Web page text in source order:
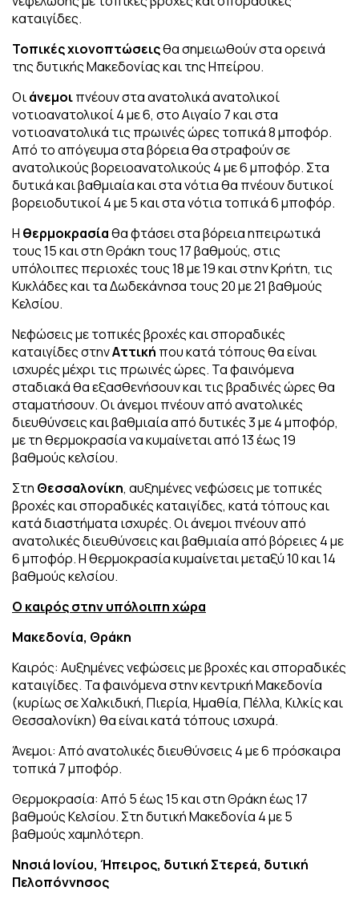
καταιγίδες.
Τοπικές χιονοπτώσειςθα σημειωθούν στα ορεινά
της δυτικής Μακεδονίας και της Ηπείρου.
Οιάνεμοιπνέουν στα ανατολικά ανατολικοί
νοτιοανατολικοί 4 με 6, στο Αιγαίο 7 και στα
νοτιοανατολικά τις πρωινές ώρες τοπικά 8 μποφόρ.
Από το απόγευμα στα βόρεια θα στραφούν σε
ανατολικούς βορειοανατολικούς 4 με 6 μποφόρ. Στα
δυτικά και βαθμιαία και στα νότια θα πνέουν δυτικοί
βορειοδυτικοί 4 με 5 και στα νότια τοπικά 6 μποφόρ.
Η θερμοκρασίαθα φτάσει στα βόρεια ηπειρωτικά
τους 15 και στη Θράκη τους 17 βαθμούς, στις
υπόλοιπες περιοχές τους 18 με 19 και στην Κρήτη, τις
Κυκλάδες και τα Δωδεκάνησα τους 20 με 21 βαθμούς
Κελσίου.
Νεφώσεις με τοπικές βροχές και σποραδικές
καταιγίδες στηνΑττική που κατά τόπους θα είναι
ισχυρές μέχρι τις πρωινές ώρες. Τα φαινόμενα
σταδιακά θα εξασθενήσουν και τις βραδινές ώρες θα
σταματήσουν. Οι άνεμοι πνέουν από ανατολικές
διευθύνσεις και βαθμιαία από δυτικές 3 με 4 μποφόρ,
με τη θερμοκρασία να κυμαίνεται από 13 έως 19
βαθμούς κελσίου.
Στη Θεσσαλονίκη, αυξημένες νεφώσεις με τοπικές
βροχές και σποραδικές καταιγίδες, κατά τόπους και
κατά διαστήματα ισχυρές. Οι άνεμοι πνέουν από
ανατολικές διευθύνσεις και βαθμιαία από βόρειες 4 με
6 μποφόρ. Η θερμοκρασία κυμαίνεται μεταξύ 10 και 14
βαθμούς κελσίου.
Ο καιρός στην υπόλοιπη χώρα
Μακεδονία, Θράκη
Καιρός: Αυξημένες νεφώσεις με βροχές και σποραδικές
καταιγίδες. Τα φαινόμενα στην κεντρική Μακεδονία
(κυρίως σε Χαλκιδική, Πιερία, Ημαθία, Πέλλα, Κιλκίς και
Θεσσαλονίκη) θα είναι κατά τόπους ισχυρά.
Άνεμοι: Από ανατολικές διευθύνσεις 4 με 6 πρόσκαιρα
τοπικά 7 μποφόρ.
Θερμοκρασία: Από 5 έως 15 και στη Θράκη έως 17
βαθμούς Κελσίου. Στη δυτική Μακεδονία 4 με 5
βαθμούς χαμηλότερη.
Νησιά Ιονίου, Ήπειρος, δυτική Στερεά, δυτική
Πελοπόννησος